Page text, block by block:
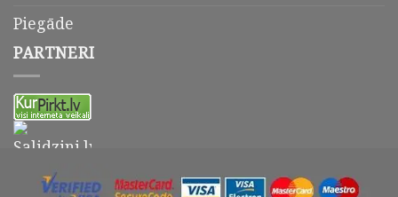
Piegāde
PARTNERI